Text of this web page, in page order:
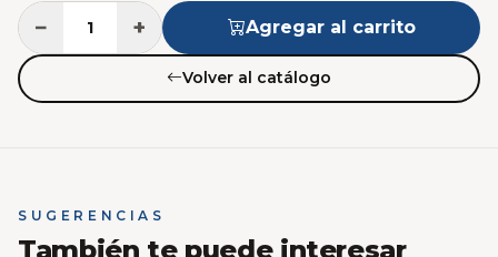
− + Agregar al carrito
Volver al catálogo
SUGERENCIAS
También te puede interesar